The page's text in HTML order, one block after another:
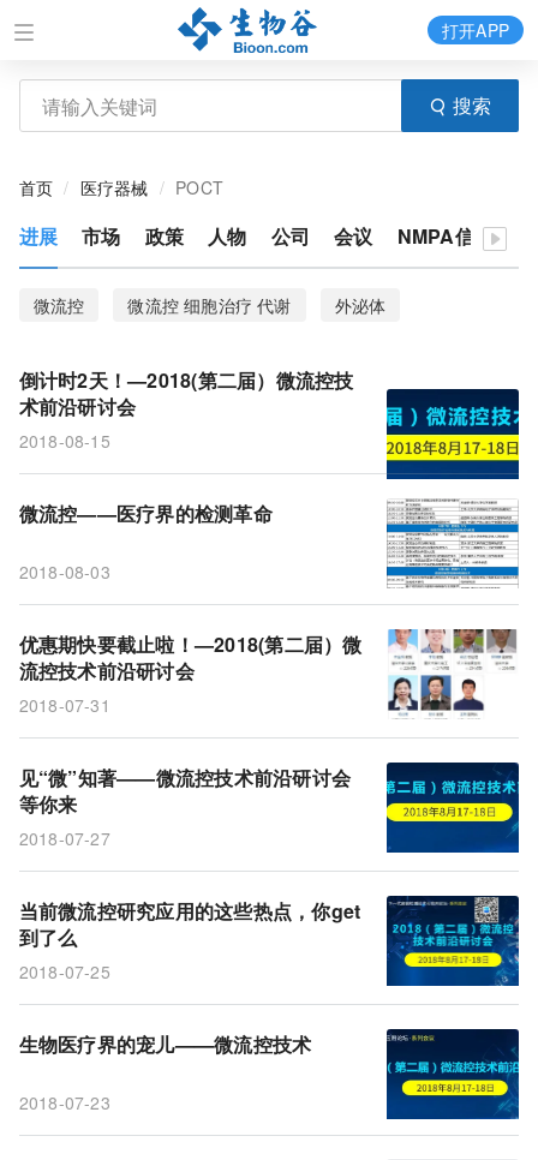
搜索
打开APP
首页 医疗器械 POCT
进展 市场 政策 人物 公司 会议 NMPA信息
微流控 微流控 细胞治疗 代谢
外泌体
微流控 体外诊断 细胞治疗
微流控 单细胞检测 POCT 药物研究
液体活检 微流控 外泌体 高敏检测 肿瘤 传感技术
倒计时2天！—2018(第二届）微流控技
术前沿研讨会
2018-08-15
微流控——医疗界的检测革命
2018-08-03
优惠期快要截止啦！—2018(第二届）微
流控技术前沿研讨会
2018-07-31
见“微”知著——微流控技术前沿研讨会
等你来
2018-07-27
当前微流控研究应用的这些热点，你get
到了么
2018-07-25
生物医疗界的宠儿——微流控技术
2018-07-23